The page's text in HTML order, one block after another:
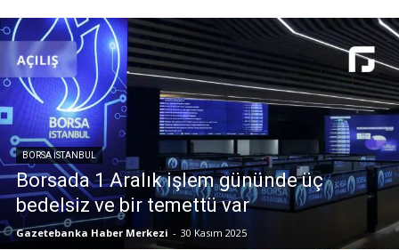
BORSA İSTANBUL
Borsada 1 Aralık işlem gününde üç
bedelsiz ve bir temettü var
Gazetebanka Haber Merkezi - 30 Kasım 2025